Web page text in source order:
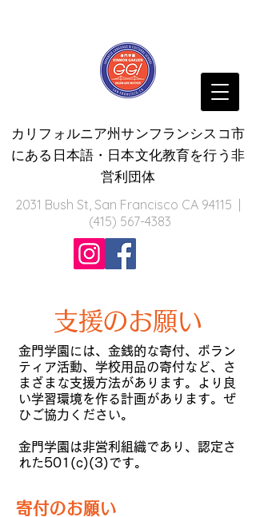
カリフォルニア州サンフランシスコ市
にある日本語・日本文化教育を行う非
営利団体
2031 Bush St, San Francisco CA 94115 |
(415) 567-4383
支援のお願い
金門学園には、金銭的な寄付、ボラン
ティア活動、学校用品の寄付など、さ
まざまな支援方法があります。より良
い学習環境を作る計画があります。ぜ
ひご協力ください。
金門学園は非営利組織であり、認定さ
れた501(c)(3)です。
寄付のお願い